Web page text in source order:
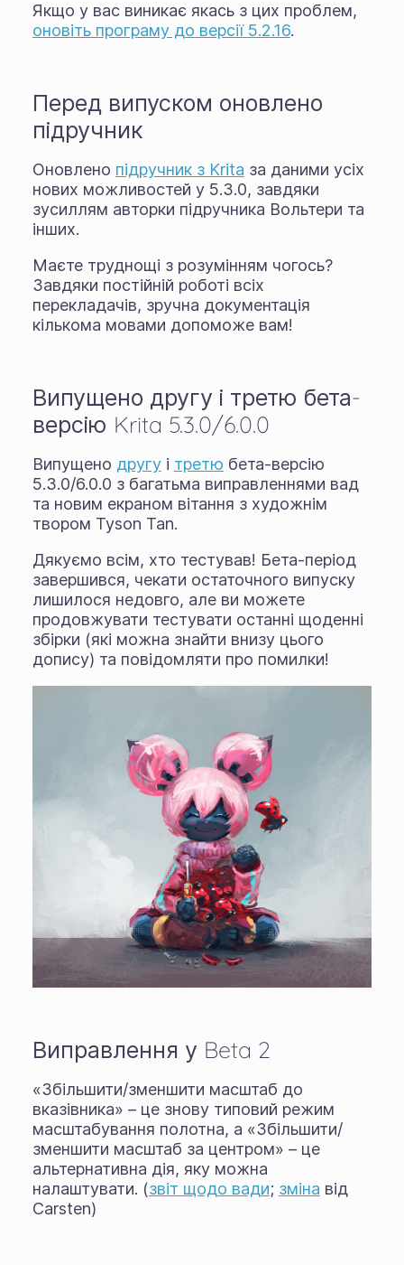
Якщо у вас виникає якась з цих проблем,
оновіть програму до версії 5.2.16.
Перед випуском оновлено
підручник
Оновлено підручник з Krita за даними усіх
нових можливостей у 5.3.0, завдяки
зусиллям авторки підручника Вольтери та
інших.
Маєте труднощі з розумінням чогось?
Завдяки постійній роботі всіх
перекладачів, зручна документація
кількома мовами допоможе вам!
Випущено другу і третю бета-
версію Krita 5.3.0/6.0.0
Випущено другуі третю бета-версію
5.3.0/6.0.0 з багатьма виправленнями вад
та новим екраном вітання з художнім
твором Tyson Tan.
Дякуємо всім, хто тестував! Бета-період
завершився, чекати остаточного випуску
лишилося недовго, але ви можете
продовжувати тестувати останні щоденні
збірки (які можна знайти внизу цього
допису) та повідомляти про помилки!
Виправлення у Beta 2
«Збільшити/зменшити масштаб до
вказівника» – це знову типовий режим
масштабування полотна, а «Збільшити/
зменшити масштаб за центром» – це
альтернативна дія, яку можна
налаштувати. (звіт щодо вади; зміна від
Carsten)